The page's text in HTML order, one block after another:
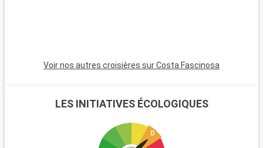
Voir nos autres croisières sur Costa Fascinosa
LES INITIATIVES ÉCOLOGIQUES